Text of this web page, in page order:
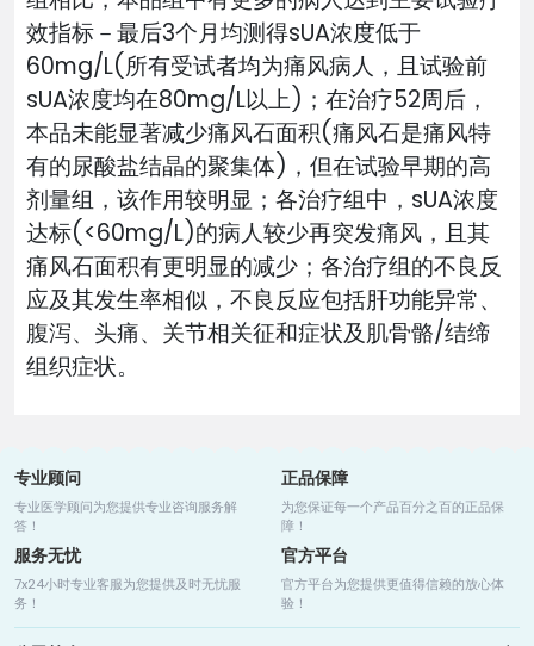
效指标－最后3个月均测得sUA浓度低于
60mg/L(所有受试者均为痛风病人，且试验前
sUA浓度均在80mg/L以上)；在治疗52周后，
本品未能显著减少痛风石面积(痛风石是痛风特
有的尿酸盐结晶的聚集体)，但在试验早期的高
剂量组，该作用较明显；各治疗组中，sUA浓度
达标(<60mg/L)的病人较少再突发痛风，且其
痛风石面积有更明显的减少；各治疗组的不良反
应及其发生率相似，不良反应包括肝功能异常、
腹泻、头痛、关节相关征和症状及肌骨骼/结缔
组织症状。
专业顾问
专业医学顾问为您提供专业咨询服务解
答！
正品保障
为您保证每一个产品百分之百的正品保
障！
服务无忧
7x24小时专业客服为您提供及时无忧服
务！
官方平台
官方平台为您提供更值得信赖的放心体
验！